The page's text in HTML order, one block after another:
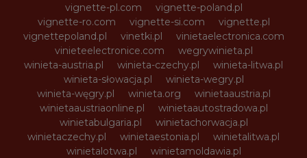
vignette-pl.com
vignette-poland.pl
vignette-ro.com
vignette-si.com
vignette.pl
vignettepoland.pl
vinetki.pl
vinietaelectronica.com
vinieteelectronice.com
wegrywinieta.pl
winieta-austria.pl
winieta-czechy.pl
winieta-litwa.pl
winieta-słowacja.pl
winieta-wegry.pl
winieta-węgry.pl
winieta.org
winietaaustria.pl
winietaaustriaonline.pl
winietaautostradowa.pl
winietabulgaria.pl
winietachorwacja.pl
winietaczechy.pl
winietaestonia.pl
winietalitwa.pl
winietalotwa.pl
winietamoldawia.pl